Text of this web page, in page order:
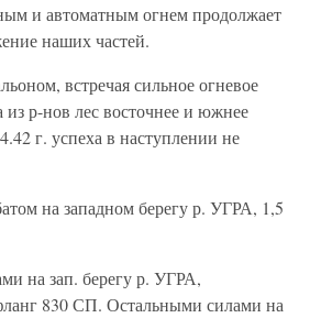
и автоматным огнем продолжает
наших частей.
встречая сильное огневое
из р-нов лес восточнее и южнее
г. успеха в наступлении не
на западном берегу р. УГРА, 1,5
на зап. берегу р. УГРА,
830 СП. Остальными силами на